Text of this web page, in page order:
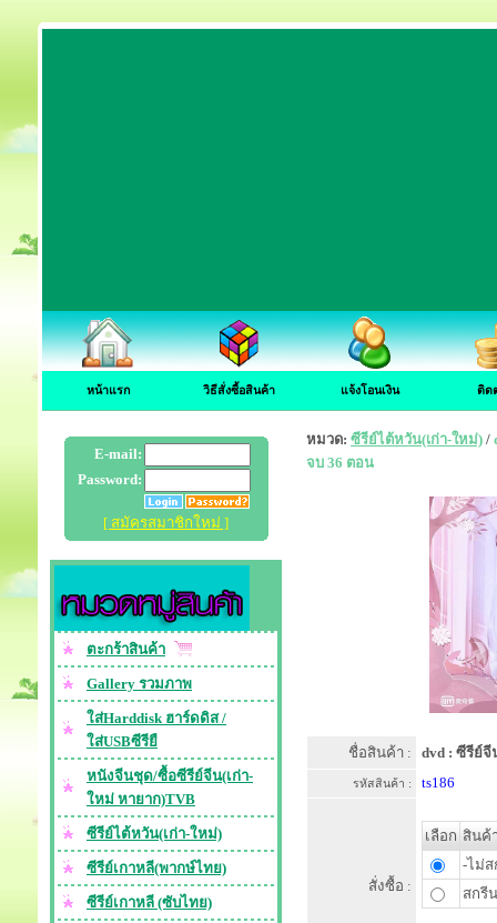
หน้าแรก วิธีสั่งซื้อสินค้า แจ้งโอนเงิน ติด
E-mail:
Password:
[ สมัครสมาชิกใหม่ ]
ตะกร้าสินค้า
Gallery รวมภาพ
ใส่Harddisk ฮาร์ดดิส /
ใส่USBซีรียื
หนังจีนชุด/ซื้อซีรีย์จีน(เก่า-
ใหม่ หายาก)TVB
ซีรีย์ไต้หวัน(เก่า-ใหม่)
ซีรีย์เกาหลี(พากษ์ไทย)
ซีรีย์เกาหลี (ซับไทย)
หมวด: ซีรีย์ไต้หวัน(เก่า-ใหม่) /
จบ 36 ตอน
ชื่อสินค้า : dvd : ซีรีย์จี
รหัสสินค้า : ts186
สั่งซื้อ :
เลือก สินค้
-ไม่ส
สกรี